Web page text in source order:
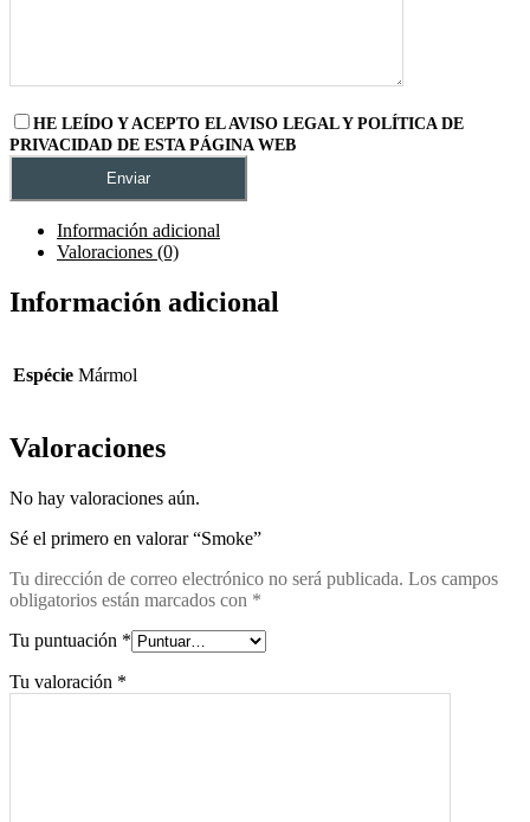
HE LEÍDO Y ACEPTO EL AVISO LEGAL Y POLÍTICA DE
PRIVACIDAD DE ESTA PÁGINA WEB
Información adicional
Valoraciones (0)
Información adicional
Espécie Mármol
Valoraciones
No hay valoraciones aún.
Sé el primero en valorar “Smoke”
Tu dirección de correo electrónico no será publicada. Los campos
obligatorios están marcados con *
Tu puntuación *
Tu valoración *